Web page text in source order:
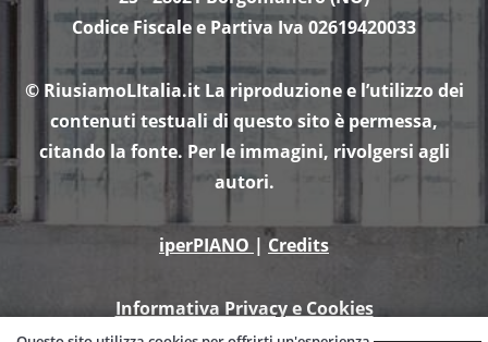
Codice Fiscale e Partiva Iva 02619420033
© RiusiamoLItalia.itLa riproduzione e l’utilizzo dei
contenuti testuali di questo sito è permessa,
citando la fonte. Per le immagini, rivolgersi agli
autori.
iperPIANO | Credits
Informativa Privacy e Cookies